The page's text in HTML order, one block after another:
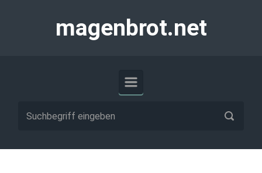
magenbrot.net